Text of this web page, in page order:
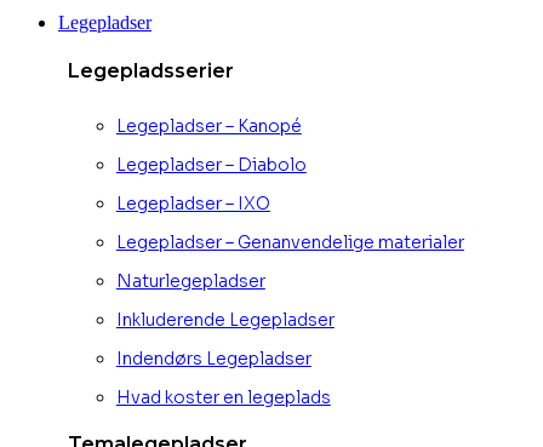
Legepladser
Legepladsserier
Legepladser – Kanopé
Legepladser – Diabolo
Legepladser – IXO
Legepladser – Genanvendelige materialer
Naturlegepladser
Inkluderende Legepladser
Indendørs Legepladser
Hvad koster en legeplads